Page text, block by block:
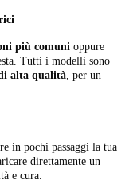
più comuni oppure
Tutti i modelli sono
alta qualità, per un
in pochi passaggi la tua
direttamente un
e cura.